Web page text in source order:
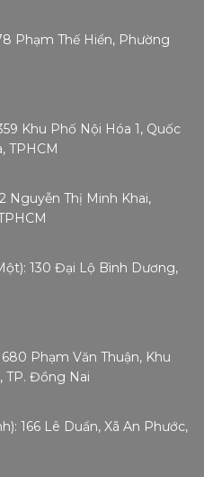
Phạm Thế Hiển, Phường
Khu Phố Nội Hóa 1, Quốc
TPHCM
Nguyễn Thị Minh Khai,
130 Đại Lộ Bình Dương,
Phạm Văn Thuận, Khu
TP. Đồng Nai
166 Lê Duẩn, Xã An Phước,